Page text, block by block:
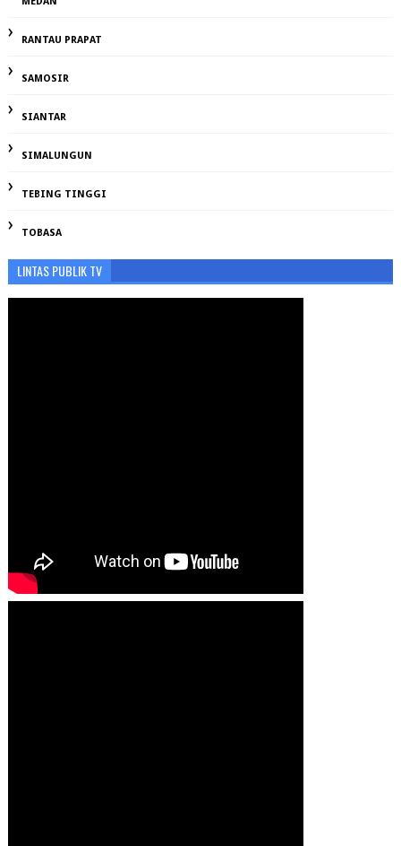
RANTAU PRAPAT
SAMOSIR
SIANTAR
SIMALUNGUN
TEBING TINGGI
TOBASA
LINTAS PUBLIK TV